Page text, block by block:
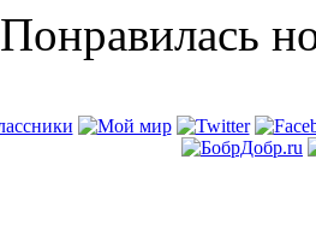
Понравилась